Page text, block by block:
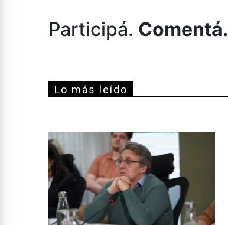
Participá. Comentá.
Lo más leído